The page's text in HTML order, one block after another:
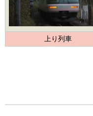
上り列車